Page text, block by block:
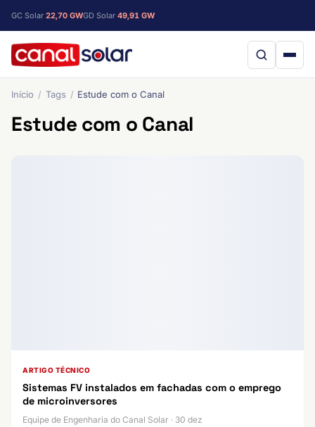
GC Solar 22,70 GWGD Solar 49,91 GW
Início Tags Estude com o Canal
Estude com o Canal
ARTIGO TÉCNICO
Sistemas FV instalados em fachadas com o emprego
de microinversores
Equipe de Engenharia do Canal Solar · 30 dez